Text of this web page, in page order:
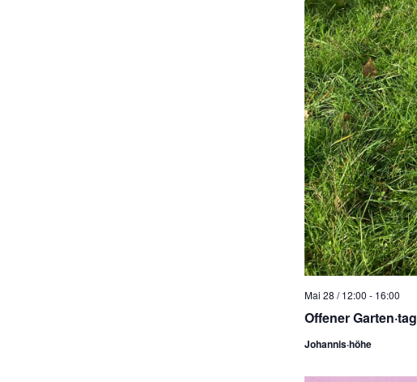
Offener Garten·tag
Mai 28 / 12:00 - 16:00
Johannis·höhe